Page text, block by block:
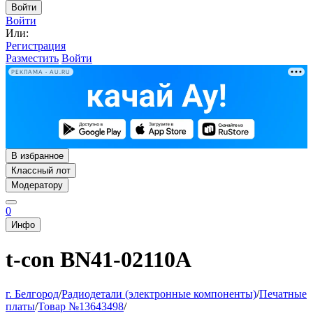
Войти
Войти
Или:
Регистрация
Разместить Войти
РЕКЛАМА • AU.RU
В избранное
Классный лот
Модератору
0
Инфо
t-con BN41-02110A
г. Белгород/Радиодетали (электронные компоненты)/Печатные
платы/Товар №13643498/